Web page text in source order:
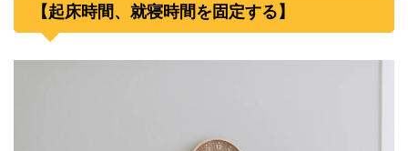
【起床時間、就寝時間を固定する】